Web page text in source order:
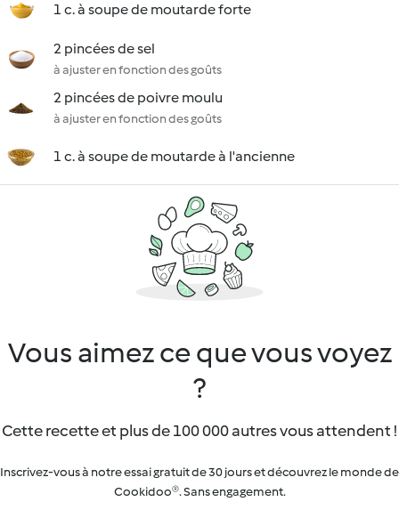
1 c. à soupe de moutarde forte
2 pincées de sel
à ajuster en fonction des goûts
2 pincées de poivre moulu
à ajuster en fonction des goûts
1 c. à soupe de moutarde à l'ancienne
Vous aimez ce que vous voyez
?
Cette recette et plus de 100 000 autres vous attendent !
Inscrivez-vous à notre essai gratuit de 30 jours et découvrez le monde de
Cookidoo®. Sans engagement.